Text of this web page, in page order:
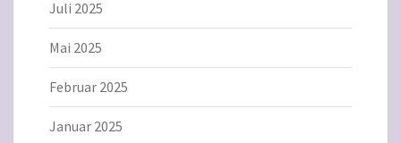
Juli 2025
Mai 2025
Februar 2025
Januar 2025